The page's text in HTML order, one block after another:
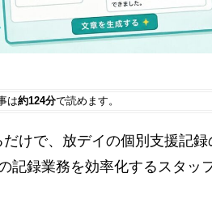
は約124分で読めます。
けで、放デイの個別支援記録
記録業務を効率化するスタッ